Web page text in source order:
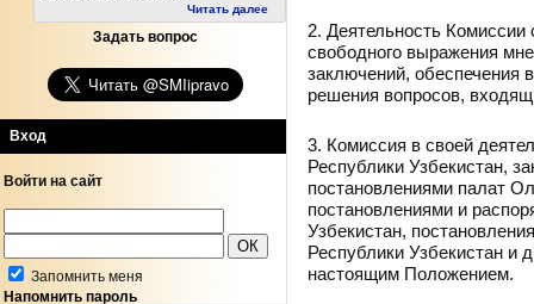
Читать далее
Задать вопрос
Вход
Войти на сайт
Запомнить меня
Напомнить пароль
2. Деятельность Комиссии
свободного выражения
заключений, обеспечения
решения вопросов,
3. Комиссия в своей
Республики Узбекистан,
постановлениями палат
постановлениями и
Узбекистан,
Республики Узбекистан и
настоящим Положением.